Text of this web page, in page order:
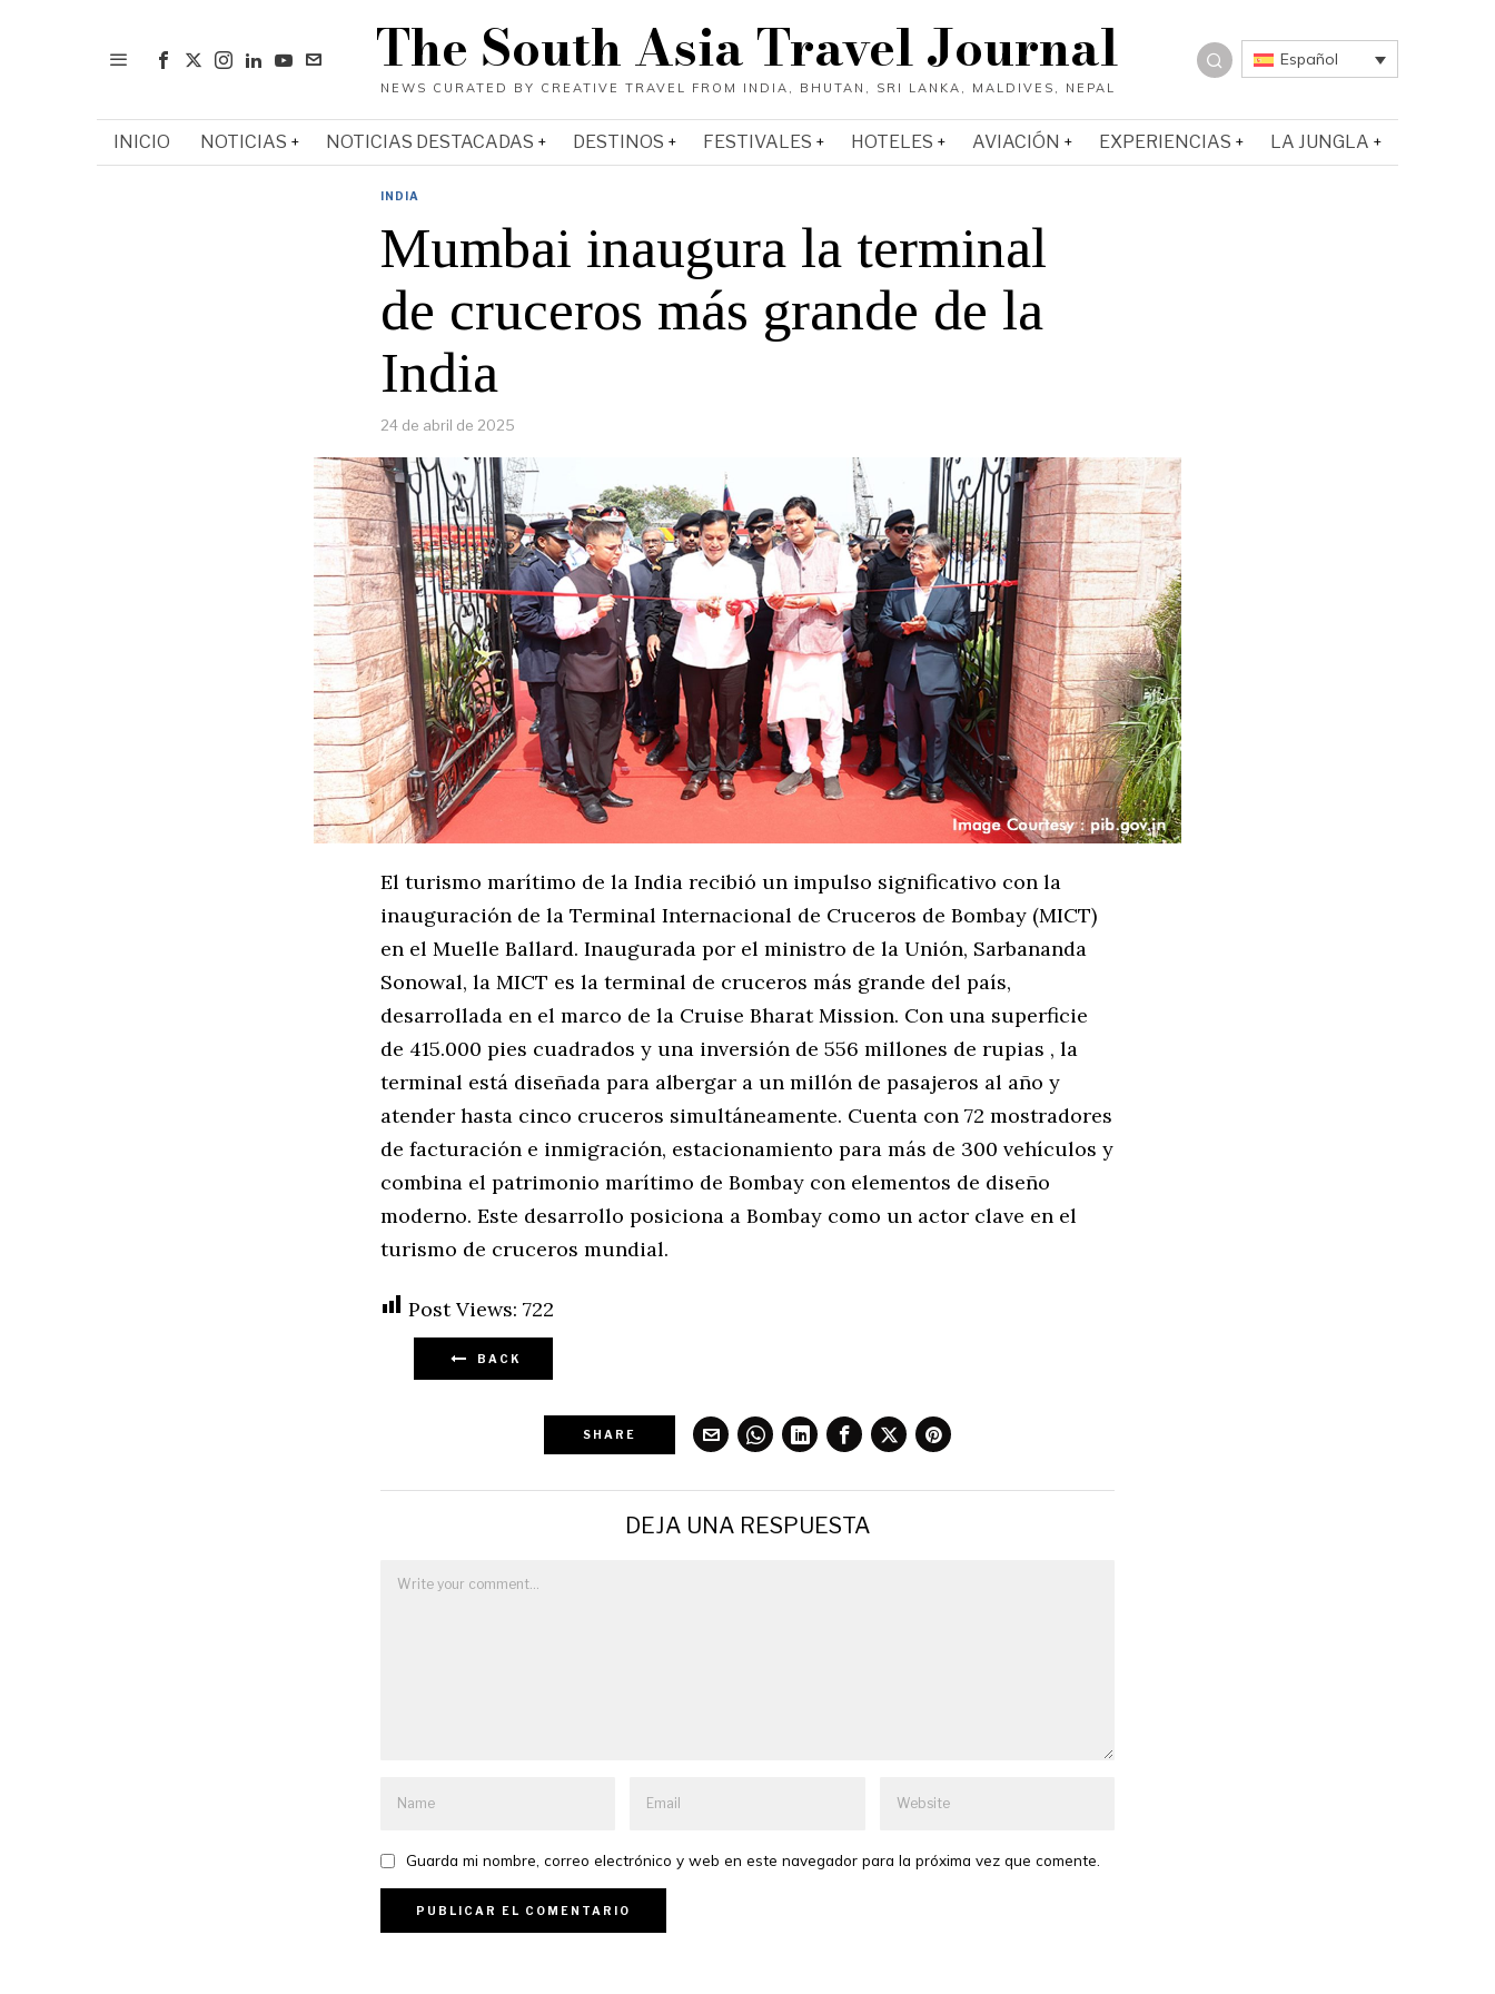
Español
The South Asia Travel Journal
INICIO NOTICIAS NOTICIAS DESTACADAS DESTINOS FESTIVALES HOTELES AVIACIÓN EXPERIENCIAS LA JUNGLA
INDIA
Mumbai inaugura la terminal
de cruceros más grande de la
India
24 de abril de 2025
El turismo marítimo de la India recibió un impulso significativo con la
inauguración de la Terminal Internacional de Cruceros de Bombay (MICT)
en el Muelle Ballard. Inaugurada por el ministro de la Unión, Sarbananda
Sonowal, la MICT es la terminal de cruceros más grande del país,
desarrollada en el marco de la Cruise Bharat Mission. Con una superficie
de 415.000 pies cuadrados y una inversión de 556 millones de rupias , la
terminal está diseñada para albergar a un millón de pasajeros al año y
atender hasta cinco cruceros simultáneamente. Cuenta con 72 mostradores
de facturación e inmigración, estacionamiento para más de 300 vehículos y
combina el patrimonio marítimo de Bombay con elementos de diseño
moderno. Este desarrollo posiciona a Bombay como un actor clave en el
turismo de cruceros mundial.
Post Views: 722
BACK
SHARE
DEJA UNA RESPUESTA
Guarda mi nombre, correo electrónico y web en este navegador para la próxima vez que comente.